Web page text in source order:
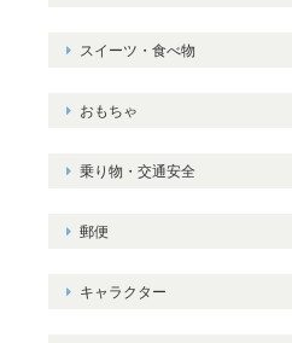
スイーツ・食べ物
おもちゃ
乗り物・交通安全
郵便
キャラクター